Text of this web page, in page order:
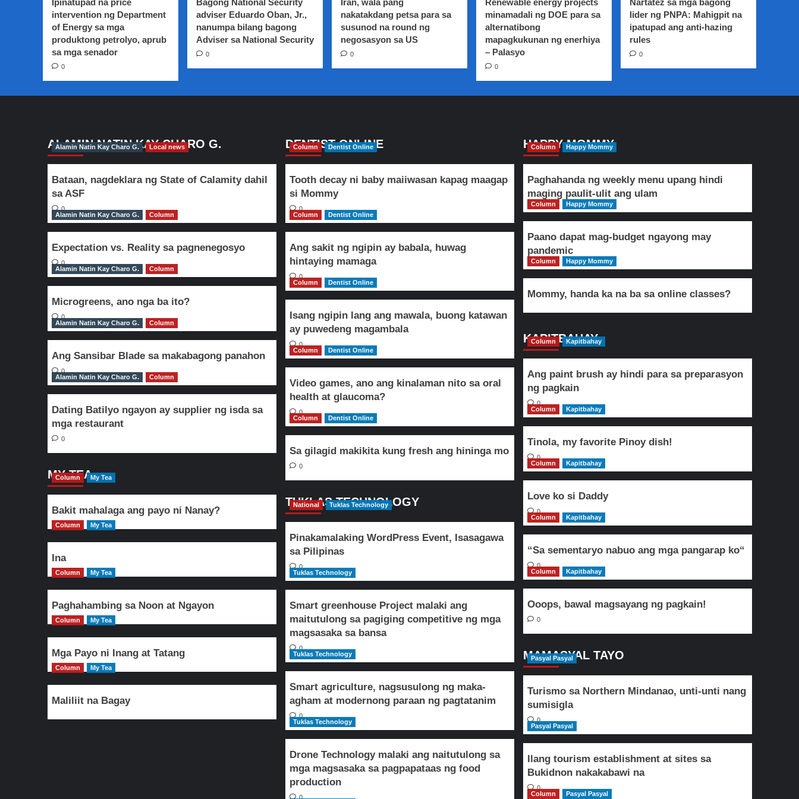
ng
Radyo
Agila,
bumida
sa
Ipinatupad na price
intervention ng Department
of Energy sa mga
produktong petrolyo, aprub
sa mga senador
0
Bagong National Security
adviser Eduardo Oban, Jr.,
nanumpa bilang bagong
Adviser sa National Security
0
Iran, wala pang
nakatakdang petsa para sa
susunod na round ng
negosasyon sa US
0
Renewable energy projects
minamadali ng DOE para sa
alternatibong
mapagkukunan ng enerhiya
– Palasyo
0
Nartatez sa mga bagong
lider ng PNPA: Mahigpit na
ipatupad ang anti-hazing
rules
0
ALAMIN NATIN KAY CHARO G.
Alamin Natin Kay Charo G. Local news
Bataan, nagdeklara ng State of Calamity dahil
sa ASF
0
Alamin Natin Kay Charo G.
Column
Expectation vs. Reality sa pagnenegosyo
0
Alamin Natin Kay Charo G.
Column
Microgreens, ano nga ba ito?
0
Alamin Natin Kay Charo G.
Column
Ang Sansibar Blade sa makabagong panahon
0
Alamin Natin Kay Charo G.
Column
Dating Batilyo ngayon ay supplier ng isda sa
mga restaurant
0
MY TEA
Column My Tea
Bakit mahalaga ang payo ni Nanay?
Column My Tea
Ina
Column My Tea
Paghahambing sa Noon at Ngayon
Column My Tea
Mga Payo ni Inang at Tatang
Column My Tea
Maliliit na Bagay
DENTIST ONLINE
Column Dentist Online
Tooth decay ni baby maiiwasan kapag maagap
si Mommy
0
Column
Dentist Online
Ang sakit ng ngipin ay babala, huwag
hintaying mamaga
0
Column
Dentist Online
Isang ngipin lang ang mawala, buong katawan
ay puwedeng magambala
0
Column
Dentist Online
Video games, ano ang kinalaman nito sa oral
health at glaucoma?
0
Column
Dentist Online
Sa gilagid makikita kung fresh ang hininga mo
0
TUKLAS TECHNOLOGY
National Tuklas Technology
Pinakamalaking WordPress Event, Isasagawa
sa Pilipinas
0
Tuklas Technology
Smart greenhouse Project malaki ang
maitutulong sa pagiging competitive ng mga
magsasaka sa bansa
0
Tuklas Technology
Smart agriculture, nagsusulong ng maka-
agham at modernong paraan ng pagtatanim
0
Tuklas Technology
Drone Technology malaki ang naitutulong sa
mga magsasaka sa pagpapataas ng food
production
0
HAPPY MOMMY
Column Happy Mommy
Paghahanda ng weekly menu upang hindi
maging paulit-ulit ang ulam
Column Happy Mommy
Paano dapat mag-budget ngayong may
pandemic
Column Happy Mommy
Mommy, handa ka na ba sa online classes?
KAPITBAHAY
Column Kapitbahay
Ang paint brush ay hindi para sa preparasyon
ng pagkain
0
Column
Kapitbahay
Tinola, my favorite Pinoy dish!
0
Column
Kapitbahay
Love ko si Daddy
0
Column
Kapitbahay
“Sa sementaryo nabuo ang mga pangarap ko“
0
Column
Kapitbahay
Ooops, bawal magsayang ng pagkain!
0
MAMASYAL TAYO
Pasyal Pasyal
Turismo sa Northern Mindanao, unti-unti nang
sumisigla
0
Pasyal Pasyal
Ilang tourism establishment at sites sa
Bukidnon nakakabawi na
0
Column
Pasyal Pasyal